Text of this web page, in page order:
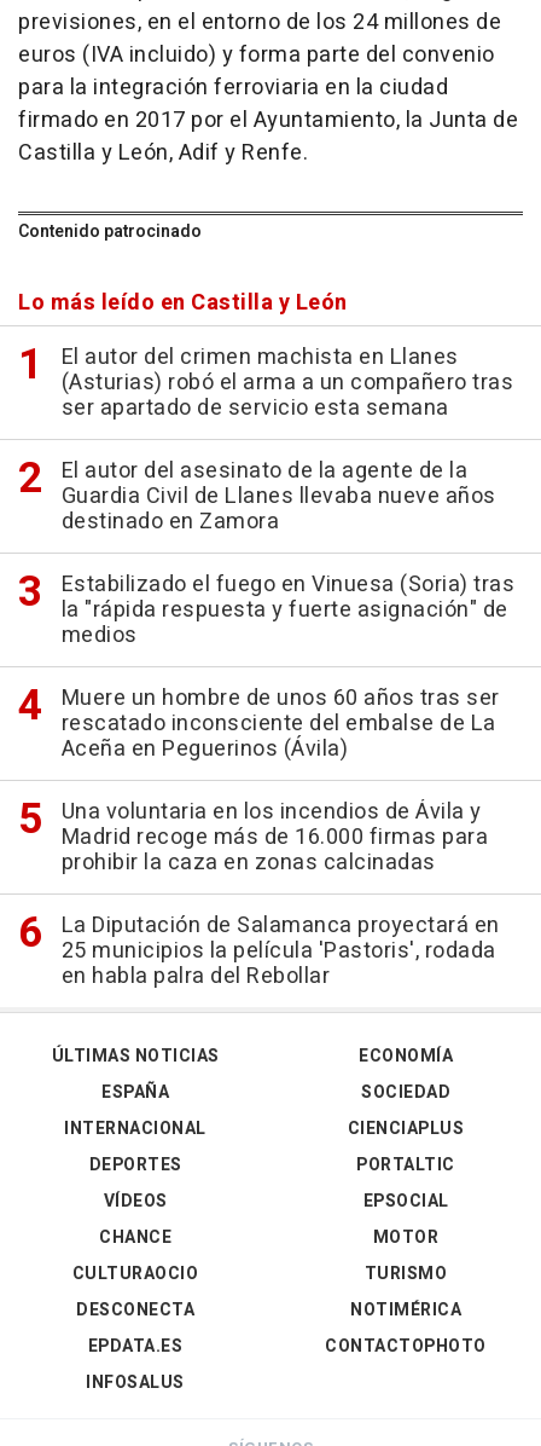
previsiones, en el entorno de los 24 millones de
euros (IVA incluido) y forma parte del convenio
para la integración ferroviaria en la ciudad
firmado en 2017 por el Ayuntamiento, la Junta de
Castilla y León, Adif y Renfe.
Contenido patrocinado
Lo más leído en Castilla y León
El autor del crimen machista en Llanes
(Asturias) robó el arma a un compañero tras
ser apartado de servicio esta semana
El autor del asesinato de la agente de la
Guardia Civil de Llanes llevaba nueve años
destinado en Zamora
Estabilizado el fuego en Vinuesa (Soria) tras
la "rápida respuesta y fuerte asignación" de
medios
Muere un hombre de unos 60 años tras ser
rescatado inconsciente del embalse de La
Aceña en Peguerinos (Ávila)
Una voluntaria en los incendios de Ávila y
Madrid recoge más de 16.000 firmas para
prohibir la caza en zonas calcinadas
La Diputación de Salamanca proyectará en
25 municipios la película 'Pastoris', rodada
en habla palra del Rebollar
ÚLTIMAS NOTICIAS
ESPAÑA
INTERNACIONAL
DEPORTES
VÍDEOS
ECONOMÍA
SOCIEDAD
CIENCIAPLUS
PORTALTIC
EPSOCIAL
CHANCE
CULTURAOCIO
DESCONECTA
EPDATA.ES
INFOSALUS
MOTOR
TURISMO
NOTIMÉRICA
CONTACTOPHOTO